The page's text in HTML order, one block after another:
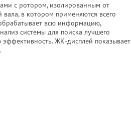
с ротором, изолированным от
вала, в котором применяются всего
всю информацию,
системы для поиска лучшего
ЖК-дисплей показывает